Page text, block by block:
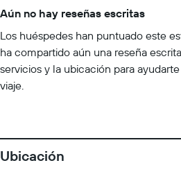
Aún no hay reseñas escritas
Los huéspedes han puntuado este
ha compartido aún una reseña
servicios y la ubicación para
viaje.
Ubicación